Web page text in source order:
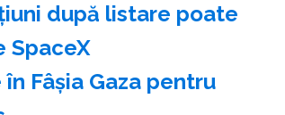
după listare poate
SpaceX
Fâşia Gaza pentru